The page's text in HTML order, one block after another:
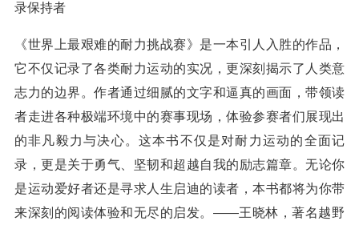
录保持者
《世界上最艰难的耐力挑战赛》是一本引人入胜的作品，
它不仅记录了各类耐力运动的实况，更深刻揭示了人类意
志力的边界。作者通过细腻的文字和逼真的画面，带领读
者走进各种极端环境中的赛事现场，体验参赛者们展现出
的非凡毅力与决心。这本书不仅是对耐力运动的全面记
录，更是关于勇气、坚韧和超越自我的励志篇章。无论你
是运动爱好者还是寻求人生启迪的读者，本书都将为你带
来深刻的阅读体验和无尽的启发。——王晓林，著名越野